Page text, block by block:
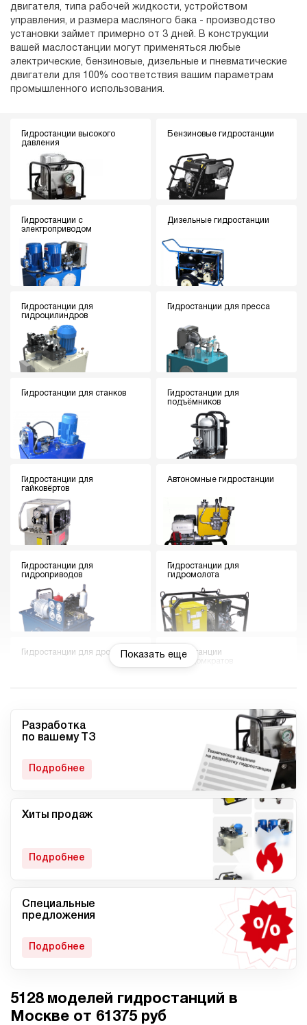
двигателя, типа рабочей жидкости, устройством
управления, и размера масляного бака - производство
установки займет примерно от 3 дней. В конструкции
вашей маслостанции могут применяться любые
электрические, бензиновые, дизельные и пневматические
двигатели для 100% соответствия вашим параметрам
промышленного использования.
Гидростанции высокого
давления
Бензиновые гидростанции
Гидростанции с
электроприводом
Дизельные гидростанции
Гидростанции для
гидроцилиндров
Гидростанции для пресса
Гидростанции для станков
Гидростанции для
подъёмников
Гидростанции для
гайковёртов
Автономные гидростанции
Гидростанции для
гидроприводов
Гидростанции для
гидромолота
Гидростанции для дровокола
Гидростанции
гидродомкратов
Гидростанции для токарного
Мини гидростанции
Компактные гидростанции
Мобильные гидростанции Гидростанции с ДВС
Гидростанции с
пневмоприводом
Гидростанции высокого
давления c электроприводом
Показать еще
Разработка
по вашему ТЗ
Подробнее
Хиты продаж
Подробнее
Специальные
предложения
Подробнее
5128 моделей гидростанций в
Москве от 61375 руб